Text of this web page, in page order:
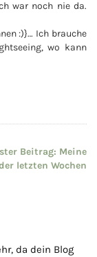
war noch nie da.
:)}… Ich brauche
wo kann
Beitrag: Meine
letzten Wochen
da dein Blog